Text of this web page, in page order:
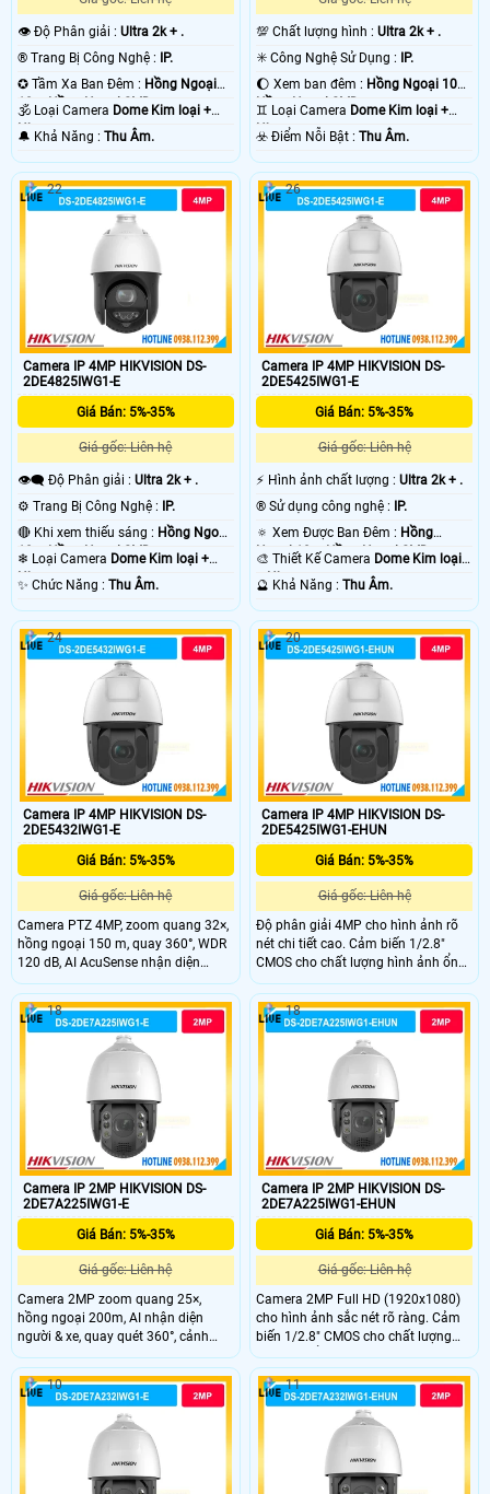
👁 Độ Phân giải : Ultra 2k + .
®️ Trang Bị Công Nghệ :
IP.
✪ Tầm Xa Ban Đêm : Hồng Ngoại
10m Hồng Ngoại SMD.
🕉️ Loại Camera Dome Kim loại +
Nhựa.
️🔔 Khả Năng : Thu Âm.
💯 Chất lượng hình :Ultra 2k + .
✳️ Công Nghệ Sử Dụng :
IP.
🌔 Xem ban đêm : Hồng Ngoại 10m
Hồng Ngoại SMD.
♊ Loại Camera Dome Kim loại +
Nhựa.
️☣️ Điểm Nỗi Bật :Thu Âm.
Camera IP 4MP HIKVISION DS-
2DE4825IWG1-E
Giá Bán: 5%-35%
Giá gốc: Liên hệ
👁️‍🗨 Độ Phân giải : Ultra 2k + .
⚙ Trang Bị Công Nghệ :
IP.
🔴 Khi xem thiếu sáng : Hồng Ngoại
10m Hồng Ngoại SMD.
❄ Loại Camera Dome Kim loại +
Nhựa.
️✨ Chức Năng : Thu Âm.
22
Camera IP 4MP HIKVISION DS-
2DE5425IWG1-E
Giá Bán: 5%-35%
Giá gốc: Liên hệ
️⚡ Hình ảnh chất lượng :Ultra 2k + .
®️ Sử dụng công nghệ :
IP.
🔅 Xem Được Ban Đêm : Hồng
Ngoại 10m Hồng Ngoại SMD.
🎨 Thiết Kế Camera Dome Kim loại
+ Nhựa.
️🔮 Khả Năng :Thu Âm.
26
Camera IP 4MP HIKVISION DS-
2DE5432IWG1-E
Giá Bán: 5%-35%
Giá gốc: Liên hệ
Camera PTZ 4MP, zoom quang 32×,
hồng ngoại 150 m, quay 360°, WDR
120 dB, AI AcuSense nhận diện
người và xe chính xác.
24
Camera IP 4MP HIKVISION DS-
2DE5425IWG1-EHUN
Giá Bán: 5%-35%
Giá gốc: Liên hệ
Độ phân giải 4MP cho hình ảnh rõ
nét chi tiết cao. Cảm biến 1/2.8"
CMOS cho chất lượng hình ảnh ổn
định. Zoom quang 25X giúp quan
sát xa vẫn giữ độ sắc nét. Hồng
ngoại 150m hỗ trợ quan sát ban
đêm hiệu quả. Hỗ trợ quay quét
360° bao quát toàn khu vực giám
sát.
20
Camera IP 2MP HIKVISION DS-
2DE7A225IWG1-E
Giá Bán: 5%-35%
Giá gốc: Liên hệ
Camera 2MP zoom quang 25×,
hồng ngoại 200m, AI nhận diện
người & xe, quay quét 360°, cảnh
báo đèn và âm thanh, bền bỉ IP67.
18
Camera IP 2MP HIKVISION DS-
2DE7A225IWG1-EHUN
Giá Bán: 5%-35%
Giá gốc: Liên hệ
Camera 2MP Full HD (1920x1080)
cho hình ảnh sắc nét rõ ràng. Cảm
biến 1/2.8" CMOS cho chất lượng
hình ảnh ổn định. Hồng ngoại tầm
xa 200m hỗ trợ giám sát ban đêm
liên tục. PTZ xoay 360° không điểm
mù, bao quát toàn khu vực rộng.
Âm thanh 2 chiều với micro kép và
loa tích hợp.
18
10 11